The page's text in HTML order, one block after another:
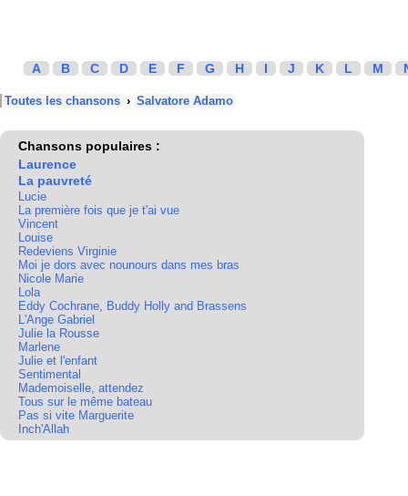
A B C D E F G H I J K L M
Toutes les chansons › Salvatore Adamo
Chansons populaires :
Laurence
La pauvreté
Lucie
La première fois que je t'ai vue
Vincent
Louise
Redeviens Virginie
Moi je dors avec nounours dans mes bras
Nicole Marie
Lola
Eddy Cochrane, Buddy Holly and Brassens
L'Ange Gabriel
Julie la Rousse
Marlene
Julie et l'enfant
Sentimental
Mademoiselle, attendez
Tous sur le même bateau
Pas si vite Marguerite
Inch'Allah